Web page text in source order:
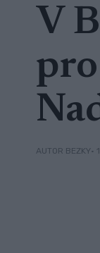
V
AUTOR BEZKY•